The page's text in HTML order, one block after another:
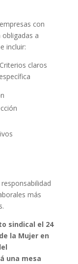
con
a
incluir:
claros
más
sindical el 24
la Mujer en
una mesa